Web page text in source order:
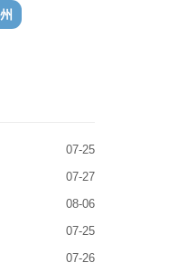
07-25
07-27
08-06
07-25
07-26